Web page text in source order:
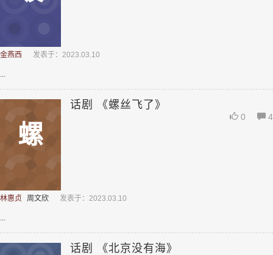
金燕西 发表于：2023.03.10
...
螺
话剧 《螺丝飞了》
0 4
林惠贞 周文欣 发表于：2023.03.10
...
话剧 《北京没有海》